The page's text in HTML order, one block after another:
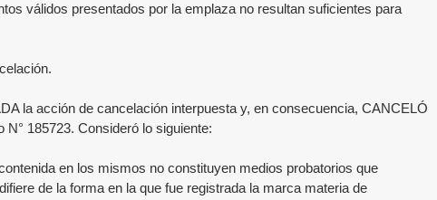
válidos presentados por la emplaza no resultan suficientes para
la acción de cancelación interpuesta y, en consecuencia, CANCELÓ
N° 185723. Consideró lo siguiente:
en los mismos no constituyen medios probatorios que
de la forma en la que fue registrada la marca materia de